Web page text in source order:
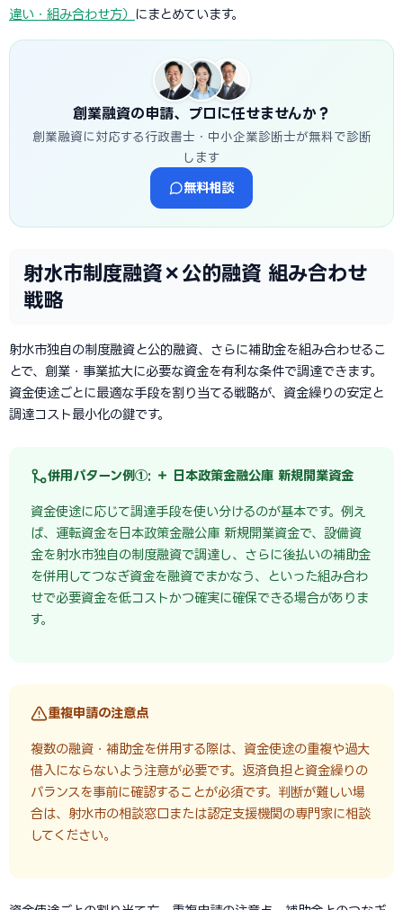
違い・組み合わせ方） にまとめています。
創業融資の申請、プロに任せませんか？
創業融資に対応する行政書士・中小企業診断士が無料で診断
します
無料相談
射水市制度融資×公的融資 組み合わせ
戦略
射水市独自の制度融資と公的融資、さらに補助金を組み合わせるこ
とで、創業・事業拡大に必要な資金を有利な条件で調達できます。
資金使途ごとに最適な手段を割り当てる戦略が、資金繰りの安定と
調達コスト最小化の鍵です。
併用パターン例①: ＋ 日本政策金融公庫 新規開業資金
資金使途に応じて調達手段を使い分けるのが基本です。例え
ば、運転資金を日本政策金融公庫 新規開業資金で、設備資
金を射水市独自の制度融資で調達し、さらに後払いの補助金
を併用してつなぎ資金を融資でまかなう、といった組み合わ
せで必要資金を低コストかつ確実に確保できる場合がありま
す。
重複申請の注意点
複数の融資・補助金を併用する際は、資金使途の重複や過大
借入にならないよう注意が必要です。返済負担と資金繰りの
バランスを事前に確認することが必須です。判断が難しい場
合は、射水市の相談窓口または認定支援機関の専門家に相談
してください。